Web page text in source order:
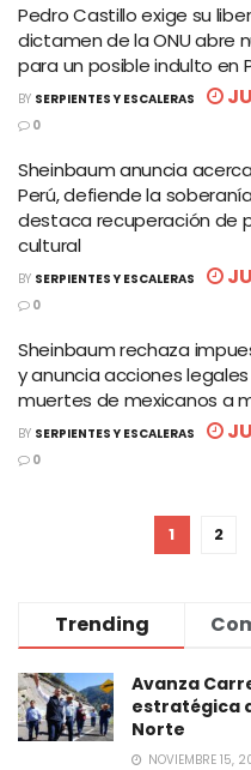
Pedro Castillo exige su
dictamen de la ONU abre
para un posible indulto en
BY SERPIENTES Y ESCALERAS
0
Sheinbaum anuncia
Perú, defiende la
destaca recuperación de
cultural
BY SERPIENTES Y ESCALERAS
0
Sheinbaum rechaza
y anuncia acciones legales
muertes de mexicanos a
BY SERPIENTES Y ESCALERAS
0
1 2
Trending
Avanza
estratégica
Norte
NOVIEMBRE 15,